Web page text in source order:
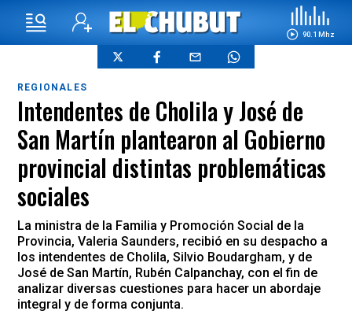
90.1 Mhz
REGIONALES
Intendentes de Cholila y José de
San Martín plantearon al Gobierno
provincial distintas problemáticas
sociales
La ministra de la Familia y Promoción Social de la
Provincia, Valeria Saunders, recibió en su despacho a
los intendentes de Cholila, Silvio Boudargham, y de
José de San Martín, Rubén Calpanchay, con el fin de
analizar diversas cuestiones para hacer un abordaje
integral y de forma conjunta.